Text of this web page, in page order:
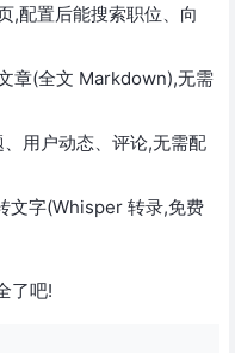
,配置后能搜索职位、向
章(全文 Markdown),无需
用户动态、评论,无需配
文字(Whisper 转录,免费
了吧!